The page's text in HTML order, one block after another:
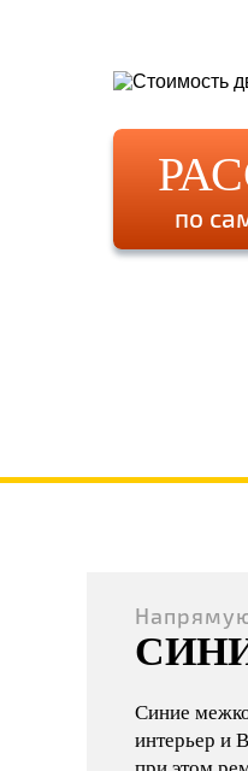
по
Синие
интерьер и